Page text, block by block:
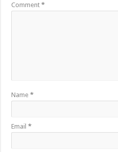
Comment*
Name*
Email*